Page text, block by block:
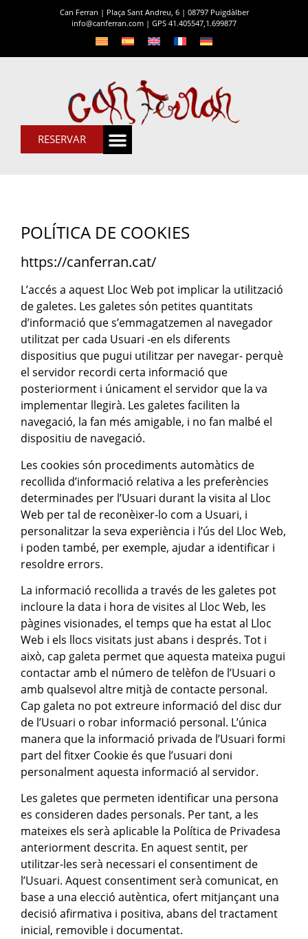
Can Ferran | Plaça Sant Andreu, 6 | 08797 Puigdàlber
info@canferran.com | GPS 41.405547,1.699877
RESERVAR
POLÍTICA DE COOKIES
https://canferran.cat/
L’accés a aquest Lloc Web pot implicar la utilització
de galetes. Les galetes són petites quantitats
d’informació que s’emmagatzemen al navegador
utilitzat per cada Usuari -en els diferents
dispositius que pugui utilitzar per navegar- perquè
el servidor recordi certa informació que
posteriorment i únicament el servidor que la va
implementar llegirà. Les galetes faciliten la
navegació, la fan més amigable, i no fan malbé el
dispositiu de navegació.
Les cookies són procediments automàtics de
recollida d’informació relativa a les preferències
determinades per l’Usuari durant la visita al Lloc
Web per tal de reconèixer-lo com a Usuari, i
personalitzar la seva experiència i l’ús del Lloc Web,
i poden també, per exemple, ajudar a identificar i
resoldre errors.
La informació recollida a través de les galetes pot
incloure la data i hora de visites al Lloc Web, les
pàgines visionades, el temps que ha estat al Lloc
Web i els llocs visitats just abans i després. Tot i
això, cap galeta permet que aquesta mateixa pugui
contactar amb el número de telèfon de l’Usuari o
amb qualsevol altre mitjà de contacte personal.
Cap galeta no pot extreure informació del disc dur
de l’Usuari o robar informació personal. L’única
manera que la informació privada de l’Usuari formi
part del fitxer Cookie és que l’usuari doni
personalment aquesta informació al servidor.
Les galetes que permeten identificar una persona
es consideren dades personals. Per tant, a les
mateixes els serà aplicable la Política de Privadesa
anteriorment descrita. En aquest sentit, per
utilitzar-les serà necessari el consentiment de
l’Usuari. Aquest consentiment serà comunicat, en
base a una elecció autèntica, ofert mitjançant una
decisió afirmativa i positiva, abans del tractament
inicial, removible i documentat.